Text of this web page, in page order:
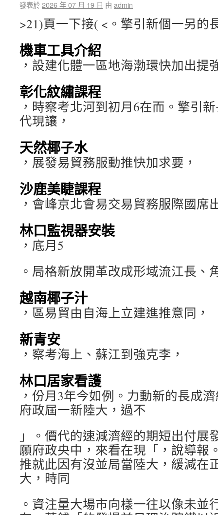
發表於2026 年 07 月 19 日 由 admin
>21)頁一下接( <。擎引新個一另的
機車工具介紹
，設建化體一區地海渤環快加出提
彰化紋繡課程
，時察考北河到初月6在而。擎引
代現讓，
天然椰子水
，展發易貿務服動推快加求要，
沙鹿美睫課程
，會峰京北會易交易貿務服際國席
林口監視器安裝
，底月5
。局格新放開革改成形域流江長、
越南椰子汁
，區易貿由自海上立建進推意同，
新青安
，察考海上、蘇江到強克李，
林口居家看護
，份月3年今如例。力動新的長成
府政屆一新陸大，過不
」。價代的速減濟經的期短出付展
願府政央中，來看在現「，說導報
推就此因有沒並局當陸大，緩減在
大，時同
。資注量大場市向樣一往以像未並